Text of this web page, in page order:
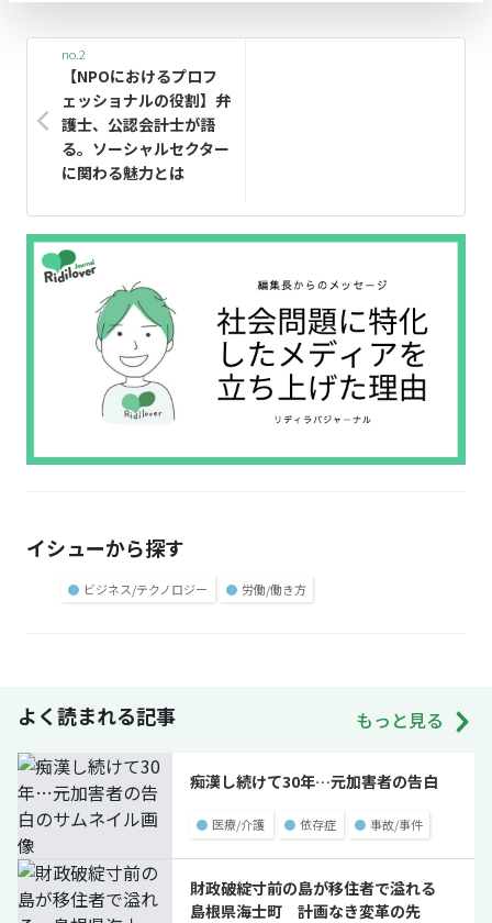
no.2
【NPOにおけるプロフ
ェッショナルの役割】弁
護士、公認会計士が語
る。ソーシャルセクター
に関わる魅力とは
イシューから探す
● ビジネス/テクノロジー ● 労働/働き方
よく読まれる記事 もっと見る
痴漢し続けて30年…元加害者の告白
● 医療/介護 ● 依存症 ● 事故/事件
財政破綻寸前の島が移住者で溢れる
島根県海士町 計画なき変革の先